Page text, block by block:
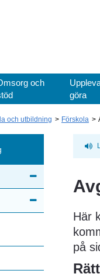
och
göra
och utbildning Förskola
Här
på